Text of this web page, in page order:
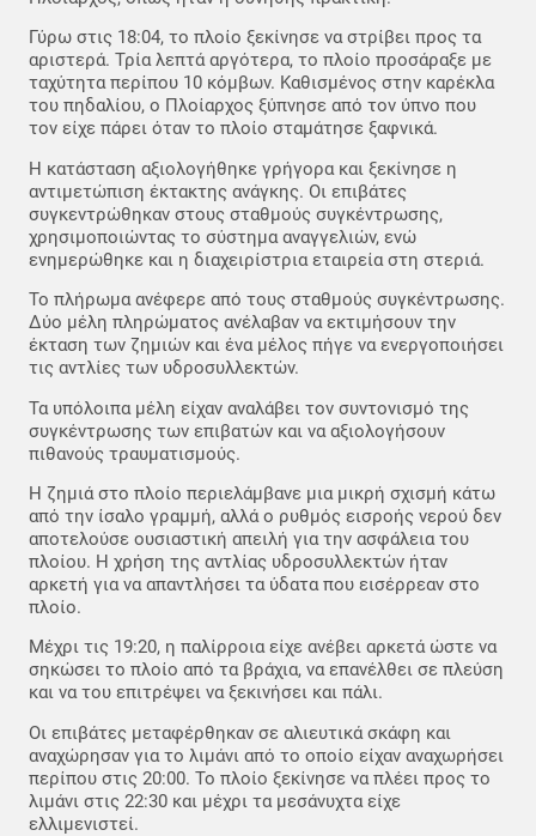
Γύρω στις 18:04, το πλοίο ξεκίνησε να στρίβει προς τα
αριστερά. Τρία λεπτά αργότερα, το πλοίο προσάραξε με
ταχύτητα περίπου 10 κόμβων. Καθισμένος στην καρέκλα
του πηδαλίου, ο Πλοίαρχος ξύπνησε από τον ύπνο που
τον είχε πάρει όταν το πλοίο σταμάτησε ξαφνικά.
Η κατάσταση αξιολογήθηκε γρήγορα και ξεκίνησε η
αντιμετώπιση έκτακτης ανάγκης. Οι επιβάτες
συγκεντρώθηκαν στους σταθμούς συγκέντρωσης,
χρησιμοποιώντας το σύστημα αναγγελιών, ενώ
ενημερώθηκε και η διαχειρίστρια εταιρεία στη στεριά.
Το πλήρωμα ανέφερε από τους σταθμούς συγκέντρωσης.
Δύο μέλη πληρώματος ανέλαβαν να εκτιμήσουν την
έκταση των ζημιών και ένα μέλος πήγε να ενεργοποιήσει
τις αντλίες των υδροσυλλεκτών.
Τα υπόλοιπα μέλη είχαν αναλάβει τον συντονισμό της
συγκέντρωσης των επιβατών και να αξιολογήσουν
πιθανούς τραυματισμούς.
Η ζημιά στο πλοίο περιελάμβανε μια μικρή σχισμή κάτω
από την ίσαλο γραμμή, αλλά ο ρυθμός εισροής νερού δεν
αποτελούσε ουσιαστική απειλή για την ασφάλεια του
πλοίου. Η χρήση της αντλίας υδροσυλλεκτών ήταν
αρκετή για να απαντλήσει τα ύδατα που εισέρρεαν στο
πλοίο.
Μέχρι τις 19:20, η παλίρροια είχε ανέβει αρκετά ώστε να
σηκώσει το πλοίο από τα βράχια, να επανέλθει σε πλεύση
και να του επιτρέψει να ξεκινήσει και πάλι.
Οι επιβάτες μεταφέρθηκαν σε αλιευτικά σκάφη και
αναχώρησαν για το λιμάνι από το οποίο είχαν αναχωρήσει
περίπου στις 20:00. Το πλοίο ξεκίνησε να πλέει προς το
λιμάνι στις 22:30 και μέχρι τα μεσάνυχτα είχε
ελλιμενιστεί.